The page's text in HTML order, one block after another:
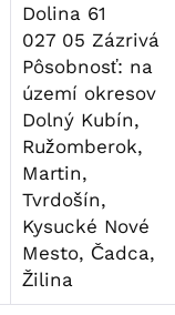
Dolina 61
027 05 Zázrivá
Pôsobnosť: na
území okresov
Dolný Kubín,
Ružomberok,
Martin,
Tvrdošín,
Kysucké Nové
Mesto, Čadca,
Žilina